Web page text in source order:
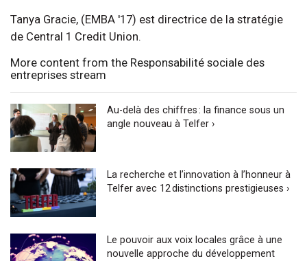
Tanya Gracie, (EMBA '17) est directrice de la stratégie
de Central 1 Credit Union.
More content from the Responsabilité sociale des
entreprises stream
Au-delà des chiffres : la finance sous un
angle nouveau à Telfer ›
La recherche et l’innovation à l’honneur à
Telfer avec 12 distinctions prestigieuses ›
Le pouvoir aux voix locales grâce à une
nouvelle approche du développement